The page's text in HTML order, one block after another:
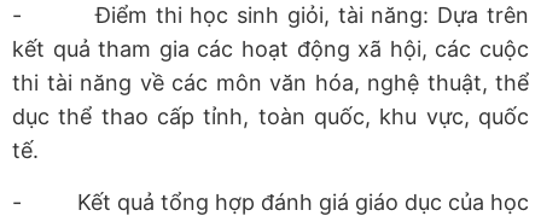
-
Điểm thi học sinh giỏi, tài năng: Dựa trên
kết quả tham gia các hoạt động xã hội, các cuộc
thi tài năng về các môn văn hóa, nghệ thuật, thể
dục thể thao cấp tỉnh, toàn quốc, khu vực, quốc
tế.
-
Kết quả tổng hợp đánh giá giáo dục của học